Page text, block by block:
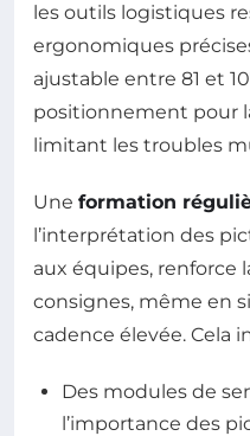
les outils logistiques
ergonomiques
ajustable entre 81 et
positionnement pour
limitant les troubles
Une formation
l’interprétation des
aux équipes, renforce
consignes, même en
cadence élevée. Cela
Des modules de
l’importance des